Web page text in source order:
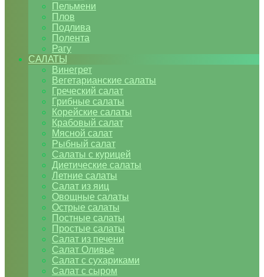
Пельмени
Плов
Подлива
Полента
Рагу
САЛАТЫ
Винегрет
Вегетарианские салаты
Греческий салат
Грибные салаты
Корейские салаты
Крабовый салат
Мясной салат
Рыбный салат
Салаты с курицей
Диетические салаты
Летние салаты
Салат из яиц
Овощные салаты
Острые салаты
Постные салаты
Простые салаты
Салат из печени
Салат Оливье
Салат с сухариками
Салат с сыром